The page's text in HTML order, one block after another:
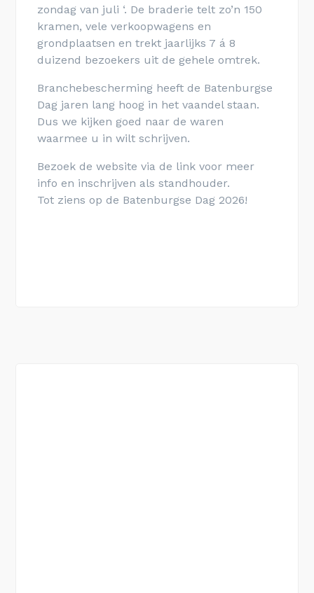
zondag van juli ‘. De braderie telt zo’n 150
kramen, vele verkoopwagens en
grondplaatsen en trekt jaarlijks 7 á 8
duizend bezoekers uit de gehele omtrek.
Branchebescherming heeft de Batenburgse
Dag jaren lang hoog in het vaandel staan.
Dus we kijken goed naar de waren
waarmee u in wilt schrijven.
Bezoek de website via de link voor meer
info en inschrijven als standhouder.
Tot ziens op de Batenburgse Dag 2026!